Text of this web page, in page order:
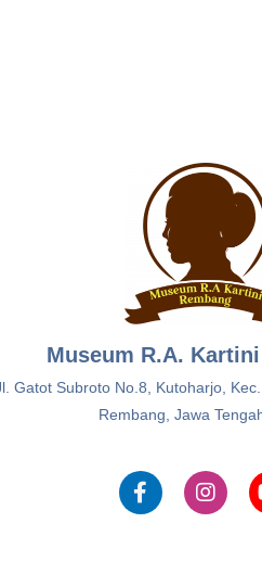
Museum R.A.
Gatot Subroto No.8, Kutoharjo,
Rembang, Jawa